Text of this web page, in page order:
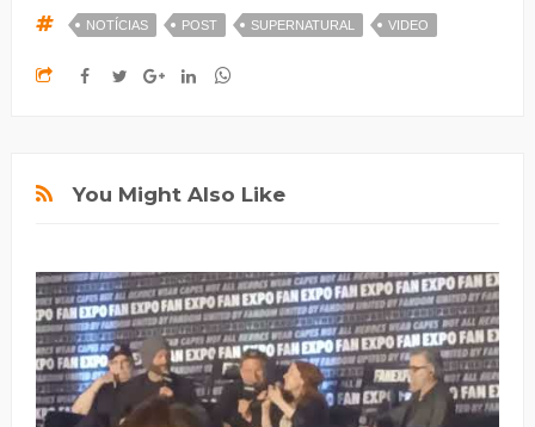
NOTÍCIAS POST SUPERNATURAL VIDEO
You Might Also Like